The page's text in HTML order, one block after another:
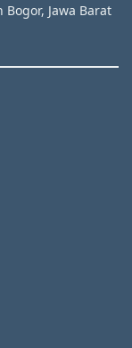
Jawa Barat